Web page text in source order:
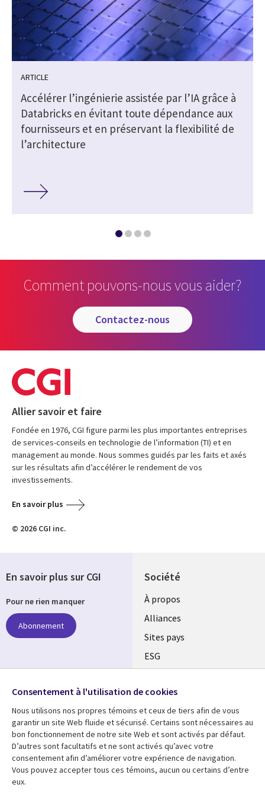
ARTICLE
Accélérer l’ingénierie assistée par l’IA grâce à
Databricks en évitant toute dépendance aux
fournisseurs et en préservant la flexibilité de
l’architecture
Comment pouvons-nous vous aider?
contactez-nous
Allier savoir et faire
Fondée en 1976, CGI figure parmi les plus importantes entreprises
de services-conseils en technologie de l’information (TI) et en
management au monde. Nous sommes guidés par les faits et axés
sur les résultats afin d’accélérer le rendement de vos
investissements.
En savoir plus
© 2026 CGI inc.
Société
À propos
Alliances
Sites pays
ESG
Fusions
Salle de presse
Ressources
Articles
Support
En savoir plus sur CGI
Pour ne rien manquer
Abonnement
Suivez-nous
Social
Media
Global
FR
Consentement à l'utilisation de cookies
Nous utilisons nos propres témoins et ceux de tiers afin de vous
garantir un site Web fluide et sécurisé. Certains sont nécessaires au
bon fonctionnement de notre site Web et sont activés par défaut.
D’autres sont facultatifs et ne sont activés qu’avec votre
consentement afin d’améliorer votre expérience de navigation.
Vous pouvez accepter tous ces témoins, aucun ou certains d’entre
eux.